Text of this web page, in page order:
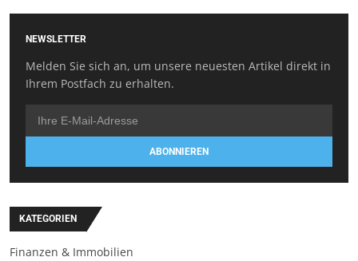
NEWSLETTER
Melden Sie sich an, um unsere neuesten Artikel direkt in
Ihrem Postfach zu erhalten.
ABONNIEREN
KATEGORIEN
Finanzen & Immobilien